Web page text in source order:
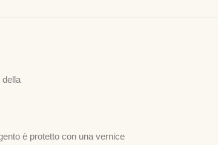
della
è protetto con una vernice